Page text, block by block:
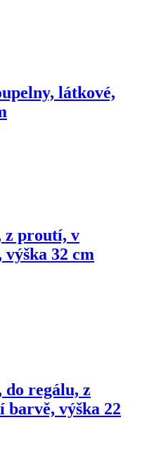
látkové,
z proutí, v
32 cm
do regálu, z
výška 22